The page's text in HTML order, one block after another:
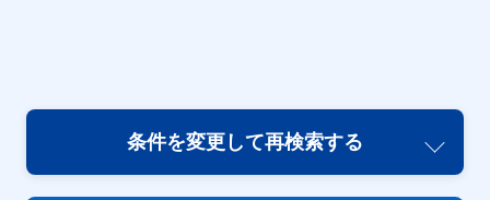
条件を変更して再検索する